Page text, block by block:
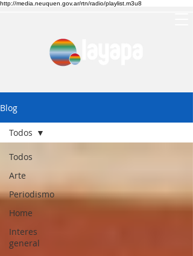
http://media.neuquen.gov.ar/rtn/radio/playlist.m3u8
Blog
Todos
Arte
Periodismo
Home
Interes
general
Todos